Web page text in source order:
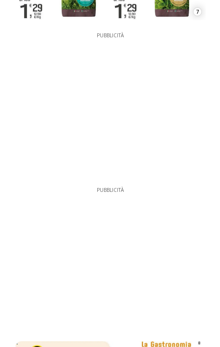
7
PUBBLICITÀ
PUBBLICITÀ